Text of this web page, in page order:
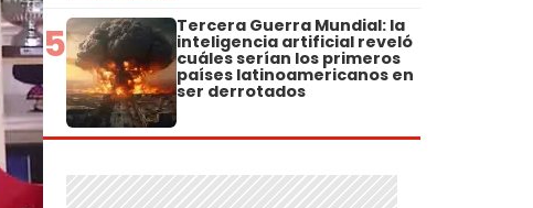
5 Tercera Guerra Mundial: la
inteligencia artificial reveló
cuáles serían los primeros
países latinoamericanos en
ser derrotados